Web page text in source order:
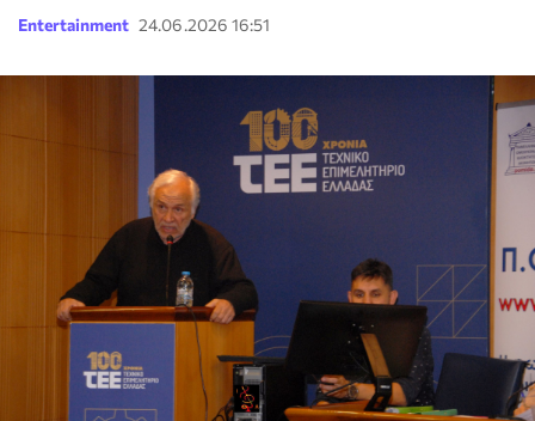
Entertainment 24.06.2026 16:51